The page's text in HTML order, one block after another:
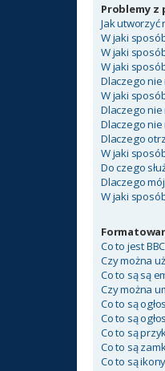
Problemy z
Jak utworzyć
W jaki
W jaki
W jaki
Dlaczego nie
W jaki
Dlaczego
Dlaczego nie
Dlaczego
W jaki
Do czego
Dlaczego
W jaki
Co to jest
Czy można
Co to są są
Czy można
Co to są
Co to są
Co to są
Co to są
Co to są